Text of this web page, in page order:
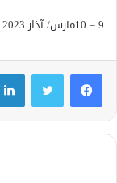
9 – 10مارس/ آذار 2023.